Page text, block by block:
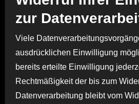
zur
Viele
ausdrücklichen Einwilligung
bereits erteilte Einwilligung
Rechtmäßigkeit der bis zum
Datenverarbeitung bleibt vom